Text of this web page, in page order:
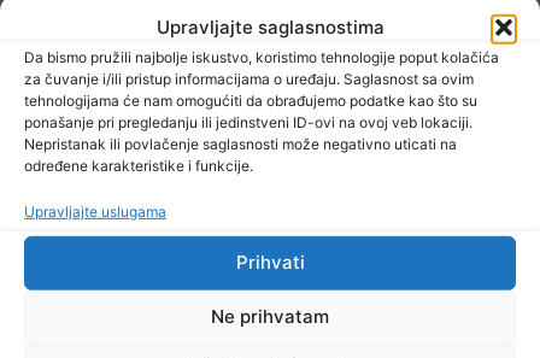
Upravljajte saglasnostima
Da bismo pružili najbolje iskustvo, koristimo tehnologije poput kolačića
za čuvanje i/ili pristup informacijama o uređaju. Saglasnost sa ovim
tehnologijama će nam omogućiti da obrađujemo podatke kao što su
ponašanje pri pregledanju ili jedinstveni ID-ovi na ovoj veb lokaciji.
Nepristanak ili povlačenje saglasnosti može negativno uticati na
određene karakteristike i funkcije.
Upravljajte uslugama
Prihvati
Ne prihvatam
7 Augusta, 2026
Danas nova saslušanja saradnika Memorijalnog centra Srebrenica
TV RASPORED